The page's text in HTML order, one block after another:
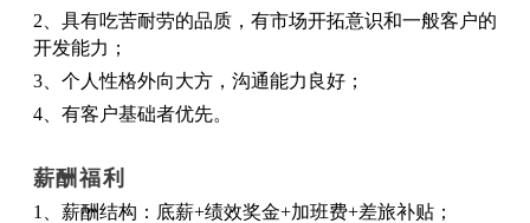
2、具有吃苦耐劳的品质，有市场开拓意识和一般客户的
开发能力；
3、个人性格外向大方，沟通能力良好；
4、有客户基础者优先。
薪酬福利
1、薪酬结构：底薪+绩效奖金+加班费+差旅补贴；